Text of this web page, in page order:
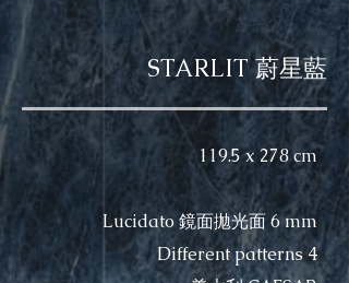
STARLIT 蔚星藍
119.5 x 278 cm
Lucidato 鏡面拋光面 6 mm​
Different patterns 4